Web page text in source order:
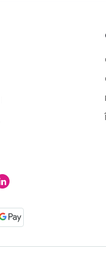
1